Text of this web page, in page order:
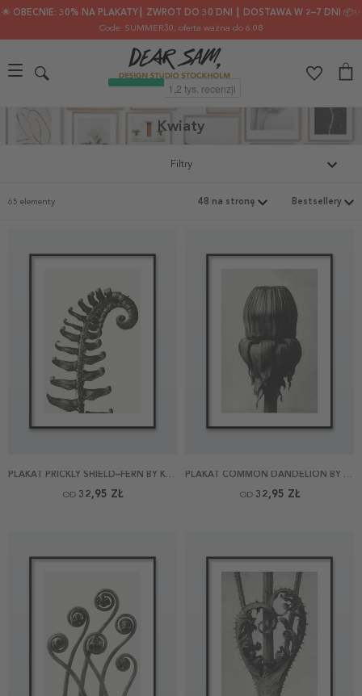
🌟 OBECNIE: 30% NA PLAKATY┃ ZWROT DO 30 DNI ┃ DOSTAWA W 2–7 DNI 📦✨
Code: SUMMER30, oferta ważna do 6.08
Kwiaty
Filtry
65 elementy
PLAKAT PRICKLY SHIELD–FERN BY KARL BLOSSFELDT
OD 32,95 ZŁ
PLAKAT COMMON DANDELION BY KARL BLOSSFELDT
OD 32,95 ZŁ